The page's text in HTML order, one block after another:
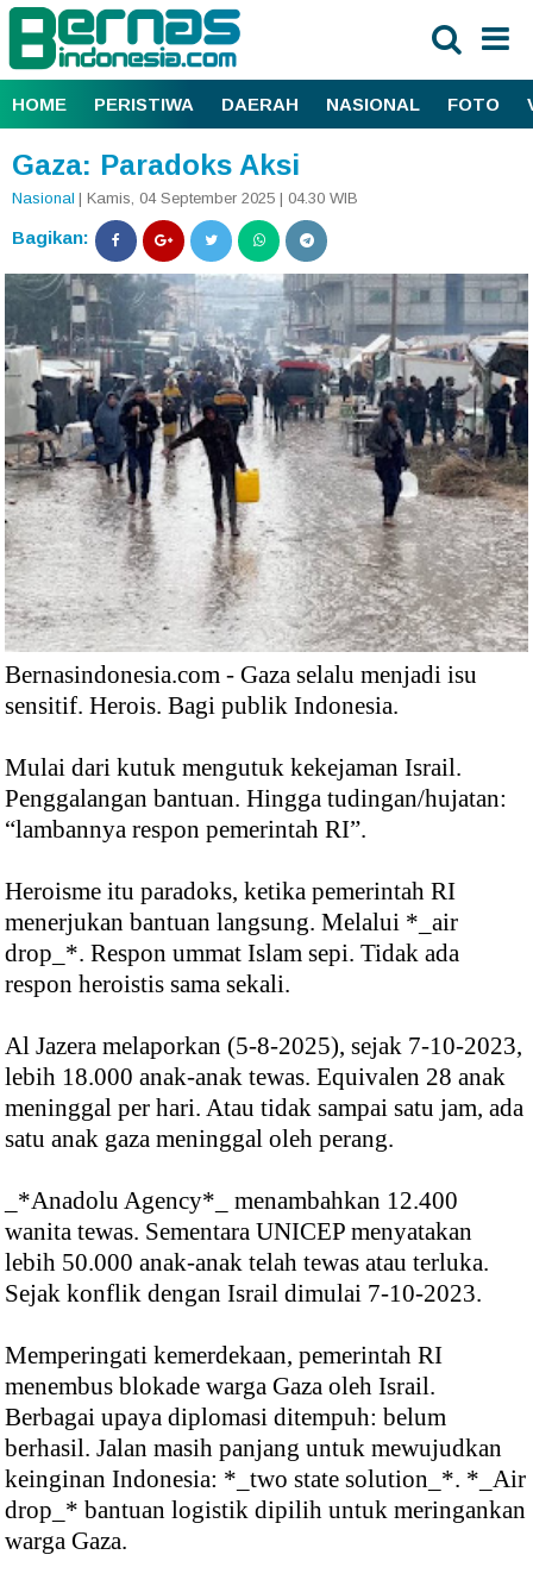
HOME PERISTIWA DAERAH NASIONAL FOTO
Gaza: Paradoks Aksi
Nasional | Kamis, 04 September 2025 | 04.30 WIB
Bagikan:
Bernasindonesia.com - Gaza selalu menjadi isu
sensitif. Herois. Bagi publik Indonesia.
Mulai dari kutuk mengutuk kekejaman Israil.
Penggalangan bantuan. Hingga tudingan/hujatan:
“lambannya respon pemerintah RI”.
Heroisme itu paradoks, ketika pemerintah RI
menerjukan bantuan langsung. Melalui *_air
drop_*. Respon ummat Islam sepi. Tidak ada
respon heroistis sama sekali.
Al Jazera melaporkan (5-8-2025), sejak 7-10-2023,
lebih 18.000 anak-anak tewas. Equivalen 28 anak
meninggal per hari. Atau tidak sampai satu jam, ada
satu anak gaza meninggal oleh perang.
_*Anadolu Agency*_ menambahkan 12.400
wanita tewas. Sementara UNICEP menyatakan
lebih 50.000 anak-anak telah tewas atau terluka.
Sejak konflik dengan Israil dimulai 7-10-2023.
Memperingati kemerdekaan, pemerintah RI
menembus blokade warga Gaza oleh Israil.
Berbagai upaya diplomasi ditempuh: belum
berhasil. Jalan masih panjang untuk mewujudkan
keinginan Indonesia: *_two state solution_*. *_Air
drop_* bantuan logistik dipilih untuk meringankan
warga Gaza.